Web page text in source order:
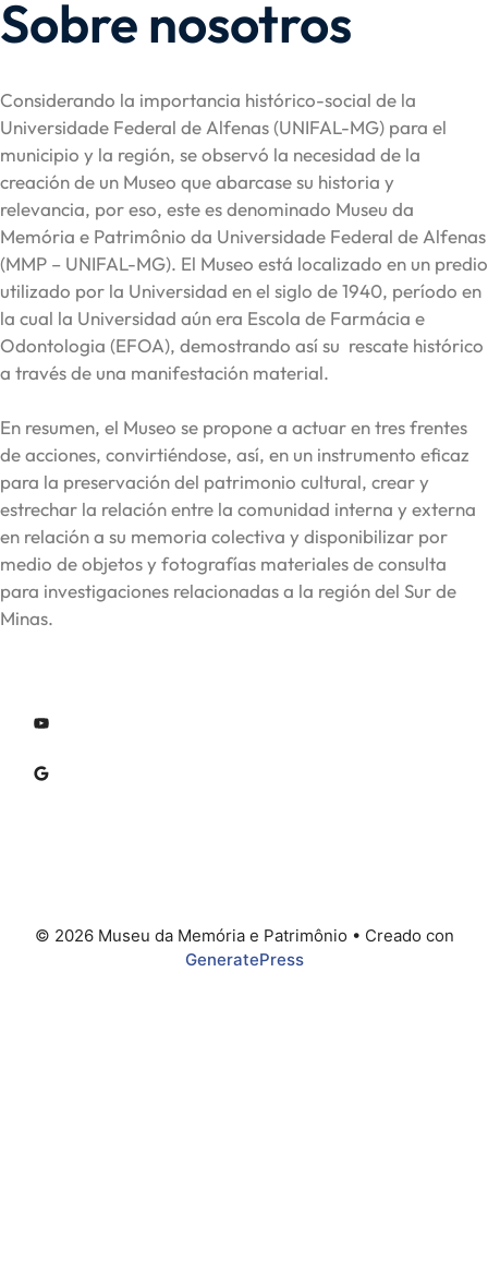
Sobre nosotros
Considerando la importancia histórico-social de la
Universidade Federal de Alfenas (UNIFAL-MG) para el
municipio y la región, se observó la necesidad de la
creación de un Museo que abarcase su historia y
relevancia, por eso, este es denominado Museu da
Memória e Patrimônio da Universidade Federal de Alfenas
(MMP – UNIFAL-MG). El Museo está localizado en un predio
utilizado por la Universidad en el siglo de 1940, período en
la cual la Universidad aún era Escola de Farmácia e
Odontologia (EFOA), demostrando así su rescate histórico
a través de una manifestación material.
En resumen, el Museo se propone a actuar en tres frentes
de acciones, convirtiéndose, así, en un instrumento eficaz
para la preservación del patrimonio cultural, crear y
estrechar la relación entre la comunidad interna y externa
en relación a su memoria colectiva y disponibilizar por
medio de objetos y fotografías materiales de consulta
para investigaciones relacionadas a la región del Sur de
Minas.
© 2026 Museu da Memória e Patrimônio • Creado con
GeneratePress